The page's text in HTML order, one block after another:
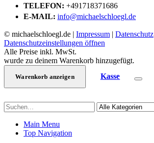
TELEFON: +491718371686
E-MAIL: info@michaelschloegl.de
© michaelschloegl.de | Impressum | Datenschutz
Datenschutzeinstellungen öffnen
Alle Preise inkl. MwSt.
wurde zu deinem Warenkorb hinzugefügt.
Warenkorb anzeigen Kasse
Main Menu
Top Navigation